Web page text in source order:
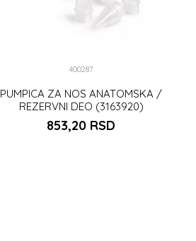
400287
PUMPICA ZA NOS ANATOMSKA /
REZERVNI DEO (3163920)
853,20 RSD